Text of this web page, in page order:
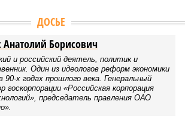
ДОСЬЕ
Анатолий Борисович
и российский деятель, политик и
Один из идеологов реформ экономики
90-х годах прошлого века. Генеральный
госкорпорации «Российская корпорация
председатель правления ОАО